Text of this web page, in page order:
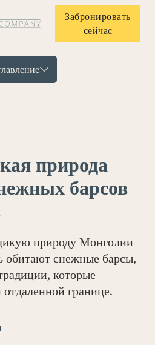
Забронировать
сейчас
природа
барсов
природу Монголии
обитают снежные барсы,
которые
границе.